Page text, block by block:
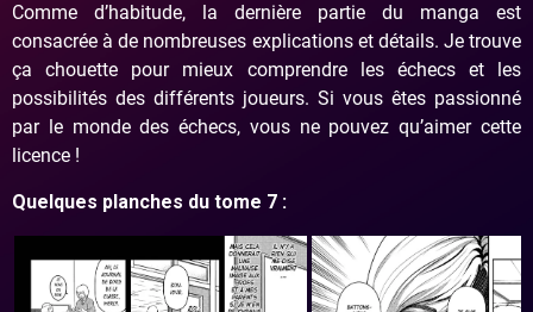
Comme d’habitude, la dernière partie du manga est
consacrée à de nombreuses explications et détails. Je trouve
ça chouette pour mieux comprendre les échecs et les
possibilités des différents joueurs. Si vous êtes passionné
par le monde des échecs, vous ne pouvez qu’aimer cette
licence !
Quelques planches du tome 7 :